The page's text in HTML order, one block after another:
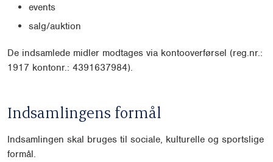
events
salg/auktion
De indsamlede midler modtages via kontooverførsel (reg.nr.:
1917 kontonr.: 4391637984).
Indsamlingens formål
Indsamlingen skal bruges til sociale, kulturelle og sportslige
formål.